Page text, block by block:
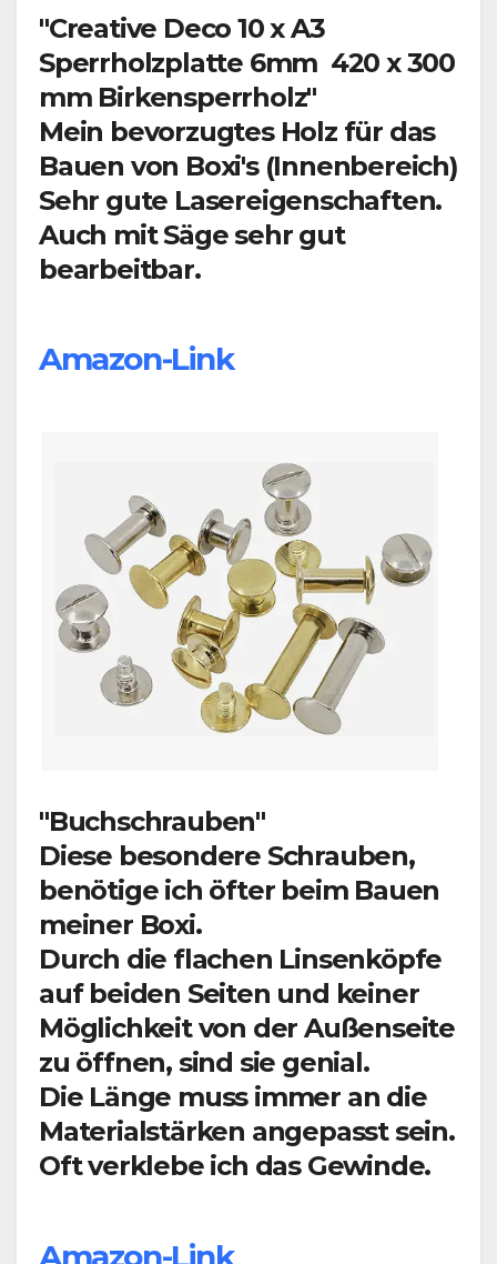
"Creative Deco 10 x A3
Sperrholzplatte 6mm 420 x 300
mm Birkensperrholz"
Mein bevorzugtes Holz für das
Bauen von Boxi's (Innenbereich)
Sehr gute Lasereigenschaften.
Auch mit Säge sehr gut
bearbeitbar.
Amazon-Link
"Buchschrauben"
Diese besondere Schrauben,
benötige ich öfter beim Bauen
meiner Boxi.
Durch die flachen Linsenköpfe
auf beiden Seiten und keiner
Möglichkeit von der Außenseite
zu öffnen, sind sie genial.
Die Länge muss immer an die
Materialstärken angepasst sein.
Oft verklebe ich das Gewinde.